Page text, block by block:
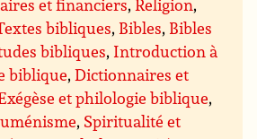
bibliques, Bibles, Bibles
bibliques, Introduction à
biblique,Dictionnaires et
et philologie biblique,
, Spiritualité et